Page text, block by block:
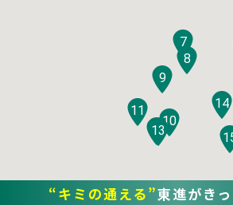
7
8
9
10
11
12
13
14
“キミの通える”東進がき